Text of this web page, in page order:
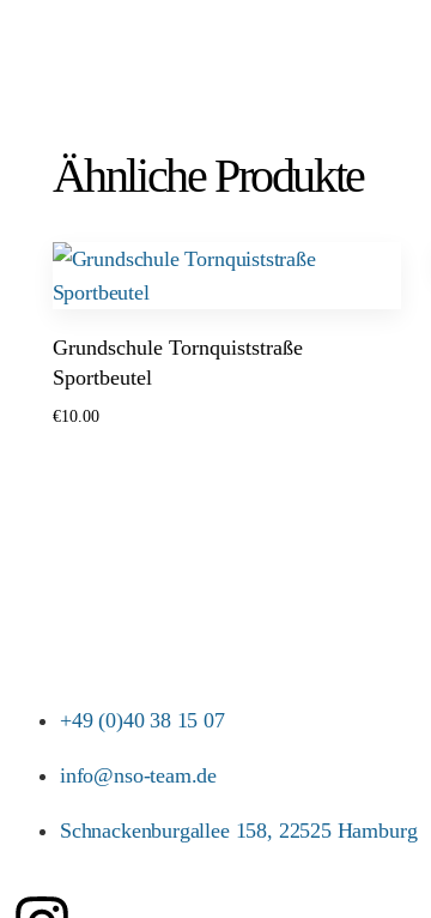
Ähnliche Produkte
Grundschule Tornquiststraße
Sportbeutel
€10.00
+49 (0)40 38 15 07
info@nso-team.de
Schnackenburgallee 158, 22525 Hamburg